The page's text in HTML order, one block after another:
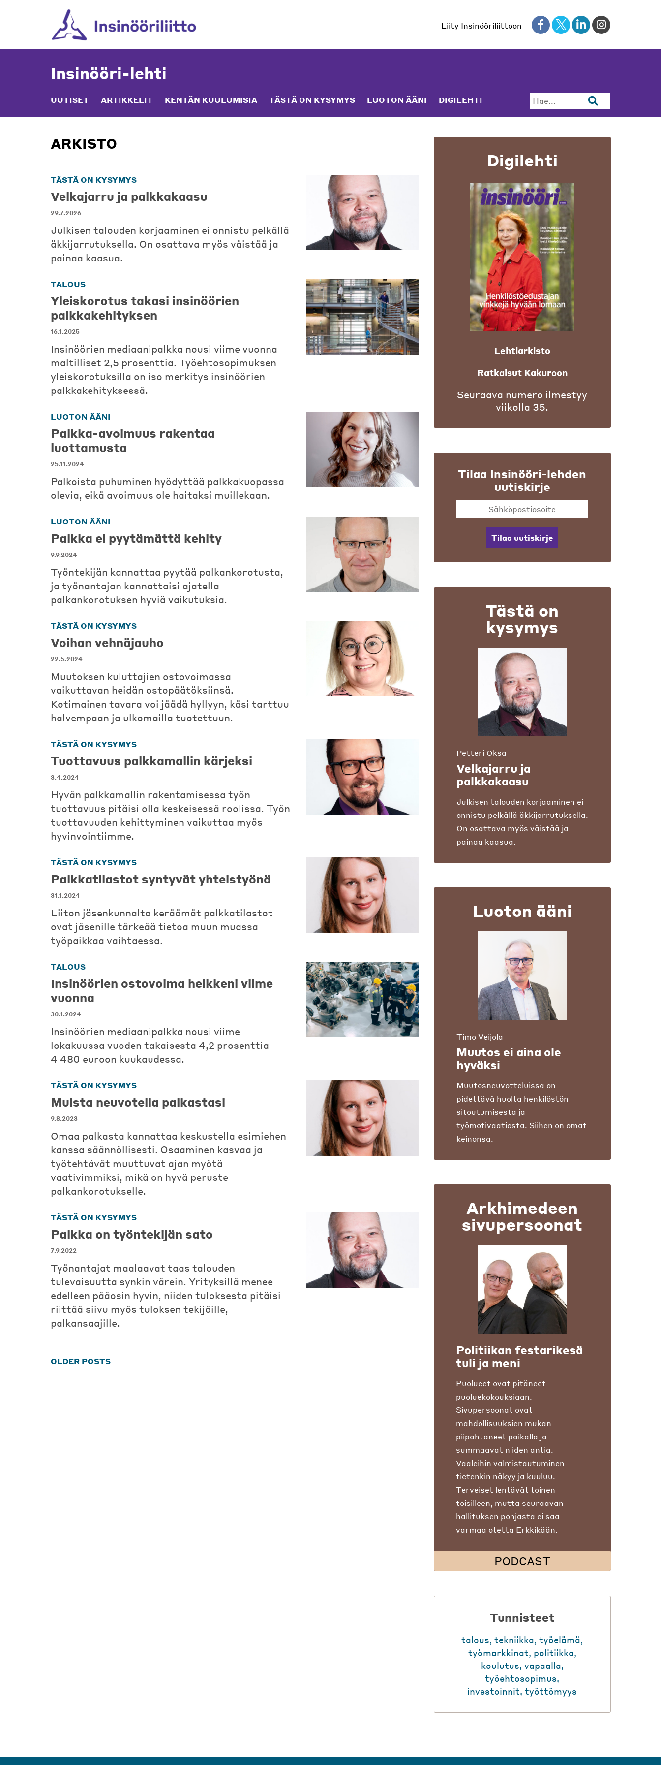
Liity Insinööriliittoon
Insinööri-lehti
UUTISET ARTIKKELIT KENTÄN KUULUMISIA TÄSTÄ ON KYSYMYS LUOTON ÄÄNI DIGILEHTI Hae...
ARKISTO
TÄSTÄ ON KYSYMYS
Velkajarru ja palkkakaasu
29.7.2026
Julkisen talouden korjaaminen ei onnistu pelkällä
äkkijarrutuksella. On osattava myös väistää ja
painaa kaasua.
TALOUS
Yleiskorotus takasi insinöörien
palkkakehityksen
16.1.2025
Insinöörien mediaanipalkka nousi viime vuonna
maltilliset 2,5 prosenttia. Työehtosopimuksen
yleiskorotuksilla on iso merkitys insinöörien
palkkakehityksessä.
LUOTON ÄÄNI
Palkka-avoimuus rakentaa
luottamusta
25.11.2024
Palkoista puhuminen hyödyttää palkkakuopassa
olevia, eikä avoimuus ole haitaksi muillekaan.
LUOTON ÄÄNI
Palkka ei pyytämättä kehity
9.9.2024
Työntekijän kannattaa pyytää palkankorotusta,
ja työnantajan kannattaisi ajatella
palkankorotuksen hyviä vaikutuksia.
TÄSTÄ ON KYSYMYS
Voihan vehnäjauho
22.5.2024
Muutoksen kuluttajien ostovoimassa
vaikuttavan heidän ostopäätöksiinsä.
Kotimainen tavara voi jäädä hyllyyn, käsi tarttuu
halvempaan ja ulkomailla tuotettuun.
TÄSTÄ ON KYSYMYS
Tuottavuus palkkamallin kärjeksi
3.4.2024
Hyvän palkkamallin rakentamisessa työn
tuottavuus pitäisi olla keskeisessä roolissa. Työn
tuottavuuden kehittyminen vaikuttaa myös
hyvinvointiimme.
TÄSTÄ ON KYSYMYS
Palkkatilastot syntyvät yhteistyönä
31.1.2024
Liiton jäsenkunnalta keräämät palkkatilastot
ovat jäsenille tärkeää tietoa muun muassa
työpaikkaa vaihtaessa.
TALOUS
Insinöörien ostovoima heikkeni viime
vuonna
30.1.2024
Insinöörien mediaanipalkka nousi viime
lokakuussa vuoden takaisesta 4,2 prosenttia
4 480 euroon kuukaudessa.
TÄSTÄ ON KYSYMYS
Muista neuvotella palkastasi
9.8.2023
Omaa palkasta kannattaa keskustella esimiehen
kanssa säännöllisesti. Osaaminen kasvaa ja
työtehtävät muuttuvat ajan myötä
vaativimmiksi, mikä on hyvä peruste
palkankorotukselle.
TÄSTÄ ON KYSYMYS
Palkka on työntekijän sato
7.9.2022
Työnantajat maalaavat taas talouden
tulevaisuutta synkin värein. Yrityksillä menee
edelleen pääosin hyvin, niiden tuloksesta pitäisi
riittää siivu myös tuloksen tekijöille,
palkansaajille.
Posts
OLDER POSTS
Digilehti
Lehtiarkisto
Ratkaisut Kakuroon
Seuraava numero ilmestyy
viikolla 35.
Tilaa Insinööri-lehden
uutiskirje
Tilaa uutiskirje
Tästä on
kysymys
Petteri Oksa
Velkajarru ja
palkkakaasu
Julkisen talouden korjaaminen ei
onnistu pelkällä äkkijarrutuksella.
On osattava myös väistää ja
painaa kaasua.
Luoton ääni
Timo Veijola
Muutos ei aina ole
hyväksi
Muutosneuvotteluissa on
pidettävä huolta henkilöstön
sitoutumisesta ja
työmotivaatiosta. Siihen on omat
keinonsa.
Arkhimedeen
sivupersoonat
Politiikan festarikesä
tuli ja meni
Puolueet ovat pitäneet
puoluekokouksiaan.
Sivupersoonat ovat
mahdollisuuksien mukan
piipahtaneet paikalla ja
summaavat niiden antia.
Vaaleihin valmistautuminen
tietenkin näkyy ja kuuluu.
Terveiset lentävät toinen
toisilleen, mutta seuraavan
hallituksen pohjasta ei saa
varmaa otetta Erkkikään.
PODCAST
Tunnisteet
talous,tekniikka,työelämä,
työmarkkinat, politiikka,
koulutus, vapaalla,
työehtosopimus,
investoinnit,työttömyys